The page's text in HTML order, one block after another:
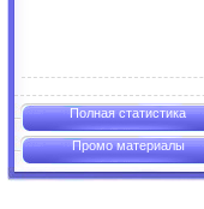
Полная статистика
Промо материалы